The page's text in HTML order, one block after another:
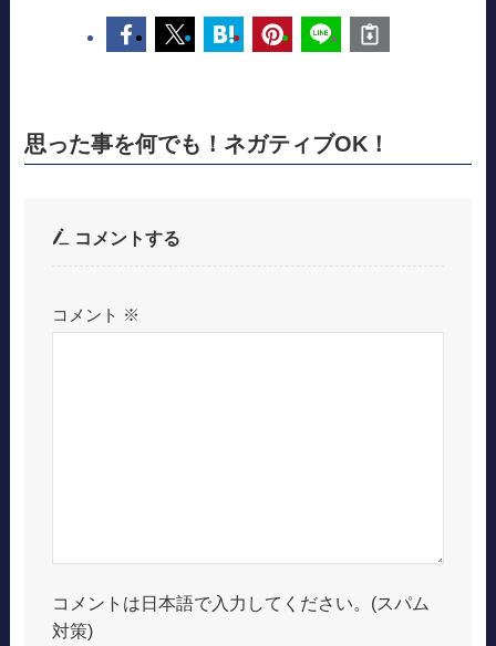
思った事を何でも！ネガティブOK！
コメントする
コメント ※
コメントは日本語で入力してください。(スパム
対策)